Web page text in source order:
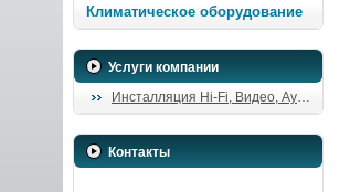
Климатическое оборудование
Услуги компании
Инсталляция Hi-Fi, Видео, Аудио
Контакты